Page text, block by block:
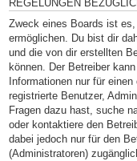
REGELUNGEN
Zweck eines Boards ist
ermöglichen. Du bist dir
und die von dir erstellten
können. Der Betreiber
Informationen nur für
registrierte Benutzer,
Fragen dazu hast, suche
oder kontaktiere den
dabei jedoch nur für den
(Administratoren)